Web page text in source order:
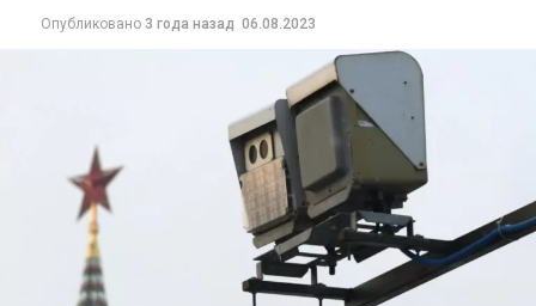
Опубликовано 3 года назад 06.08.2023